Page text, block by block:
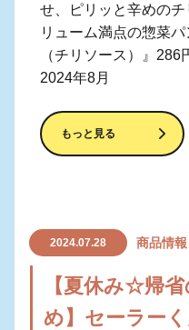
せ、ピリッと辛めの
リューム満点の惣菜パ
（チリソース）』286
2024年8月
もっと見る
2024.07.28 商品情報
【夏休み☆帰
め】セーラー